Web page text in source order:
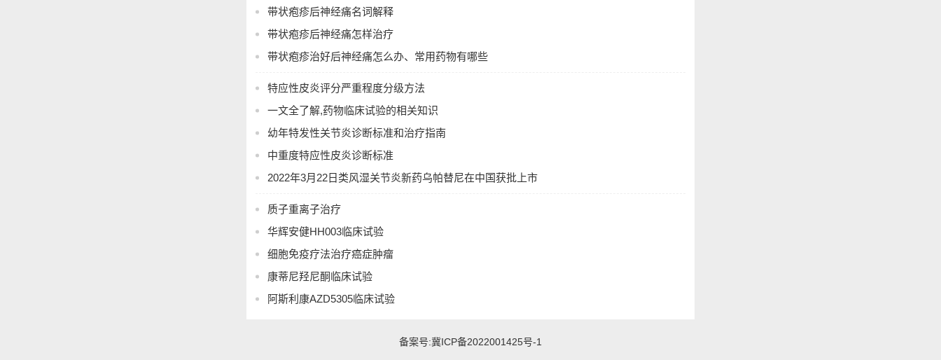
带状疱疹后神经痛名词解释
带状疱疹后神经痛怎样治疗
带状疱疹治好后神经痛怎么办、常用药物有哪些
特应性皮炎评分严重程度分级方法
一文全了解,药物临床试验的相关知识
幼年特发性关节炎诊断标准和治疗指南
中重度特应性皮炎诊断标准
2022年3月22日类风湿关节炎新药乌帕替尼在中国获批上市
质子重离子治疗
华辉安健HH003临床试验
细胞免疫疗法治疗癌症肿瘤
康蒂尼羟尼酮临床试验
阿斯利康AZD5305临床试验
备案号:冀ICP备2022001425号-1